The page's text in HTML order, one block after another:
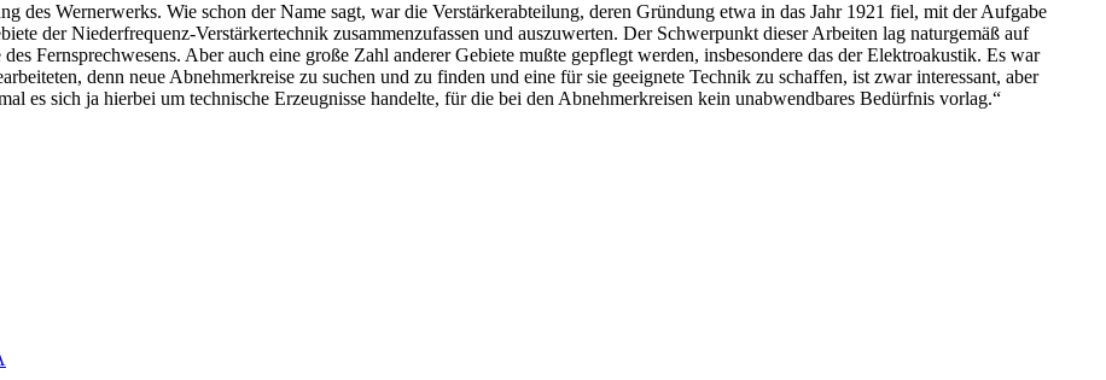
des Wernerwerks. Wie schon der Name sagt, war die Verstärkerabteilung, deren Gründung etwa in das Jahr 1921 fiel, mit der Aufgabe
der Niederfrequenz-Verstärkertechnik zusammenzufassen und auszuwerten. Der Schwerpunkt dieser Arbeiten lag naturgemäß auf
Fernsprechwesens. Aber auch eine große Zahl anderer Gebiete mußte gepflegt werden, insbesondere das der Elektroakustik. Es war
denn neue Abnehmerkreise zu suchen und zu finden und eine für sie geeignete Technik zu schaffen, ist zwar interessant, aber
es sich ja hierbei um technische Erzeugnisse handelte, für die bei den Abnehmerkreisen kein unabwendbares Bedürfnis vorlag.“